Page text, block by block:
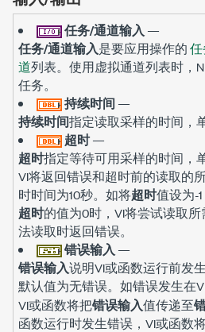
任务/通道输入 —
任务/通道输入是要应用操作的
道列表。使用虚拟通道列表时，
任务。
持续时间 —
持续时间指定读取采样的时间，
超时—
超时指定等待可用采样的时间，
VI将返回错误和超时前的读取的
时时间为10秒。如将超时值设为-
超时的值为0时，VI将尝试读取
法读取时返回错误。
错误输入 —
错误输入说明VI或函数运行前发生
默认值为无错误。如错误发生在
VI或函数将把错误输入值传递至
函数运行时发生错误，VI或函数